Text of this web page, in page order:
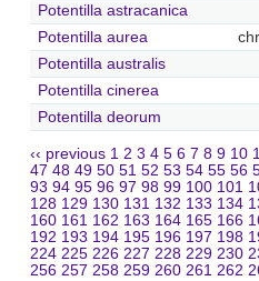
Potentilla astracanica
Potentilla aurea
Potentilla australis
Potentilla cinerea
Potentilla deorum
‹‹ previous 1 2 3 4 5 6 7 8 9 10
47 48 49 50 51 52 53 54 55 56
93 94 95 96 97 98 99 100 101
128 129 130 131 132 133 134
160 161 162 163 164 165 166
192 193 194 195 196 197 198
224 225 226 227 228 229 230
256 257 258 259 260 261 262